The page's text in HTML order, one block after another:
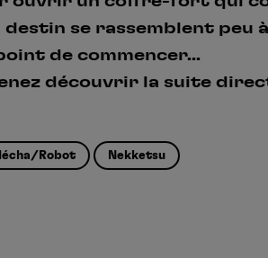
se rassemblent peu à
de commencer...
découvrir la suite
Robot Nekketsu
Se connecter
One Piece
Black Butler
Créer un compte